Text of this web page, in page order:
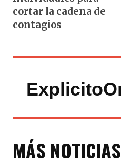
cortar la cadena de
contagios
MÁS NOTICIAS